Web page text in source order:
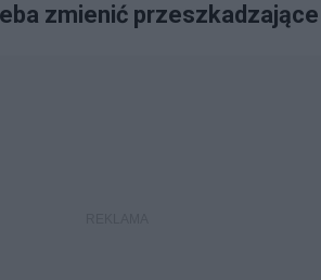
zmienić